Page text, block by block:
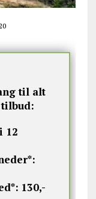
til alt
12
130,-